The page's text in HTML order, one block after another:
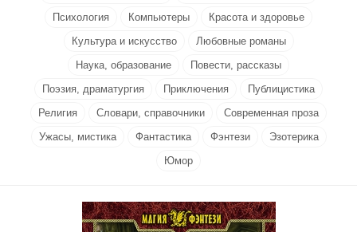
Психология
Компьютеры
Красота и здоровье
Культура и искусство
Любовные романы
Наука, образование
Повести, рассказы
Поэзия, драматургия
Приключения
Публицистика
Религия
Словари, справочники
Современная проза
Ужасы, мистика
Фантастика Фэнтези
Эзотерика
Юмор